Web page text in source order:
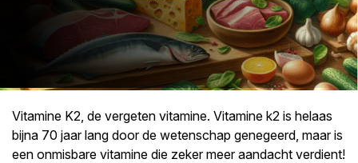
Vitamine K2, de vergeten vitamine. Vitamine k2 is helaas
bijna 70 jaar lang door de wetenschap genegeerd, maar is
een onmisbare vitamine die zeker meer aandacht verdient!